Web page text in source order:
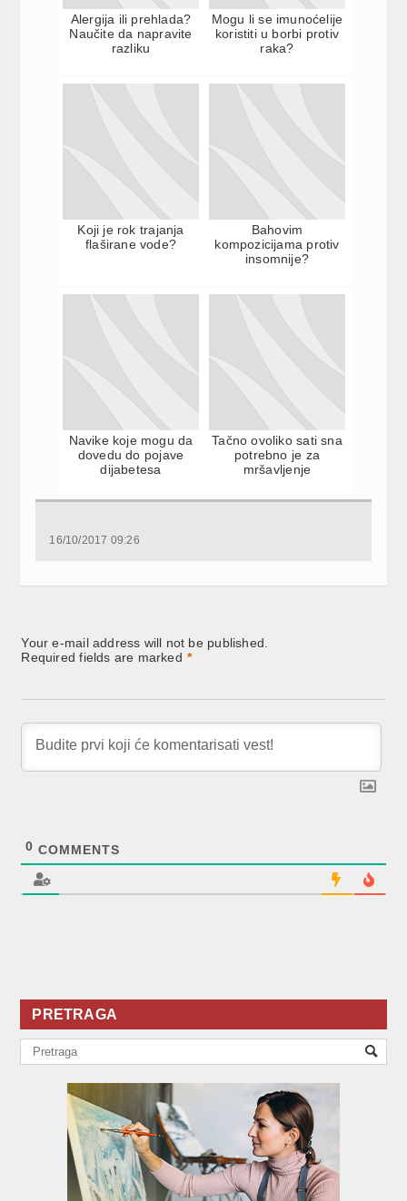
Alergija ili prehlada?
Naučite da napravite
razliku
Mogu li se imunoćelije
koristiti u borbi protiv
raka?
Koji je rok trajanja
flaširane vode?
Bahovim
kompozicijama protiv
insomnije?
Navike koje mogu da
dovedu do pojave
dijabetesa
Tačno ovoliko sati sna
potrebno je za
mršavljenje
16/10/2017 09:26
Your e-mail address will not be published.
Required fields are marked *
0 COMMENTS
PRETRAGA